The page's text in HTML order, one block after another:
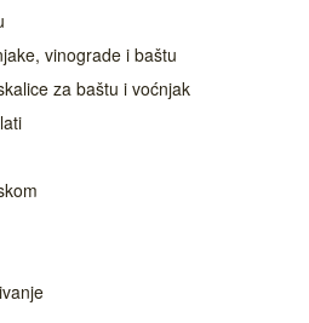
vinograde i baštu
za baštu i voćnjak